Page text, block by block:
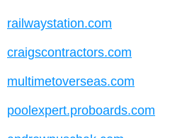
railwaystation.com
craigscontractors.com
multimetoverseas.com
poolexpert.proboards.com